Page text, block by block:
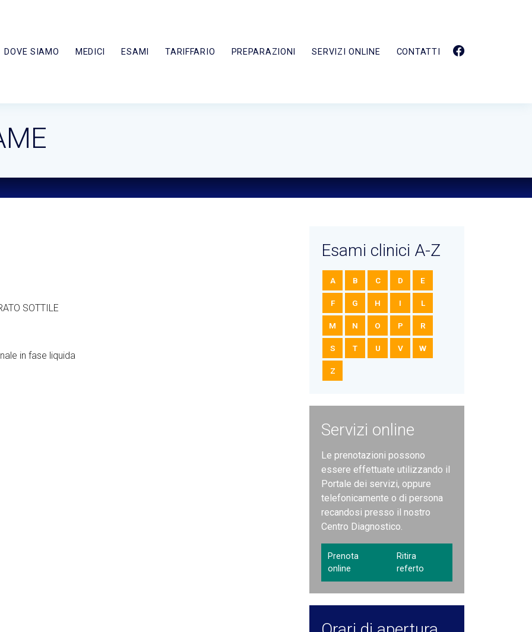
DOVE SIAMO MEDICI ESAMI TARIFFARIO PREPARAZIONI SERVIZI ONLINE CONTATTI
SOTTILE
in fase liquida
Esami clinici A-Z
A B C D E
F G H I L
M N O P R
S T U V W
Z
Servizi online
Le prenotazioni possono
essere effettuate utilizzando il
Portale dei servizi, oppure
telefonicamente o di persona
recandosi presso il nostro
Centro Diagnostico.
Prenota
online
Ritira
referto